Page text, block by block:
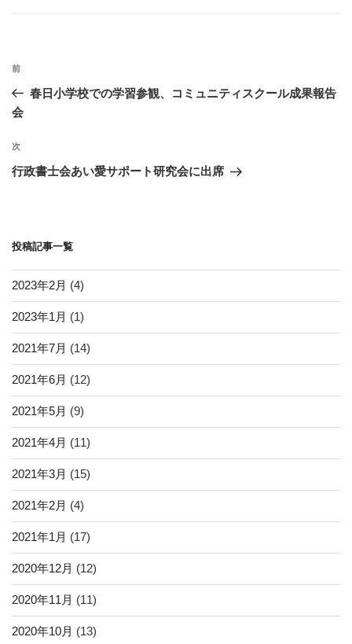
投
ナ
ゲ
ー
過
去
の
稿
前
春日小学校での学習参観、コミュニティスクール成果報告
会
次
の
次
行政書士会あい愛サポート研究会に出席
投稿記事一覧
2023年2月 (4)
2023年1月 (1)
2021年7月 (14)
2021年6月 (12)
2021年5月 (9)
2021年4月 (11)
2021年3月 (15)
2021年2月 (4)
2021年1月 (17)
2020年12月 (12)
2020年11月 (11)
2020年10月 (13)